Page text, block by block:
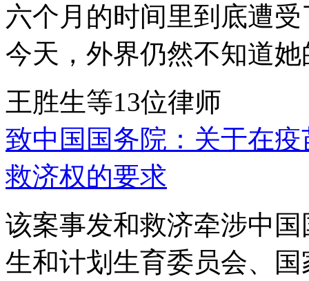
六个月的时间里到底遭
今天，外界仍然不知道
王胜生等13位律师
致中国国务院：关于在
救济权的要求
该案事发和救济牵涉中
生和计划生育委员会、